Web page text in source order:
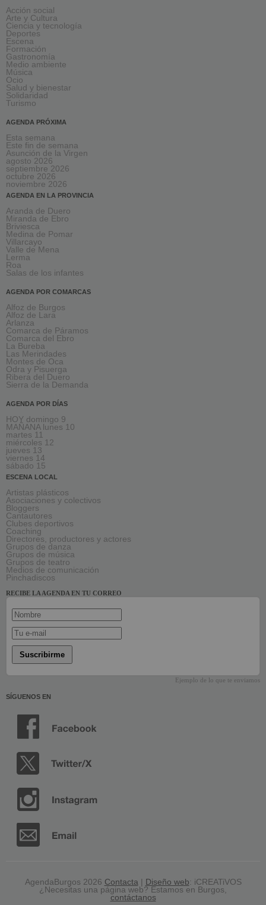
Acción social
Arte y Cultura
Ciencia y tecnología
Deportes
Escena
Formación
Gastronomía
Medio ambiente
Música
Ocio
Salud y bienestar
Solidaridad
Turismo
AGENDA PRÓXIMA
Esta semana
Este fin de semana
Asunción de la Virgen
agosto 2026
septiembre 2026
octubre 2026
noviembre 2026
AGENDA EN LA PROVINCIA
Aranda de Duero
Miranda de Ebro
Briviesca
Medina de Pomar
Villarcayo
Valle de Mena
Lerma
Roa
Salas de los infantes
AGENDA POR COMARCAS
Alfoz de Burgos
Alfoz de Lara
Arlanza
Comarca de Páramos
Comarca del Ebro
La Bureba
Las Merindades
Montes de Oca
Odra y Pisuerga
Ribera del Duero
Sierra de la Demanda
AGENDA POR DÍAS
HOY domingo 9
MAÑANA lunes 10
martes 11
miércoles 12
jueves 13
viernes 14
sábado 15
ESCENA LOCAL
Artistas plásticos
Asociaciones y colectivos
Bloggers
Cantautores
Clubes deportivos
Coaching
Directores, productores y actores
Grupos de danza
Grupos de música
Grupos de teatro
Medios de comunicación
Pinchadiscos
RECIBE LA AGENDA EN TU CORREO
Suscribirme
Ejemplo de lo que te enviamos
SÍGUENOS EN
AgendaBurgos 2026 Contacta| Diseño web: iCREATiVOS
¿Necesitas una página web? Estamos en Burgos,
contáctanos